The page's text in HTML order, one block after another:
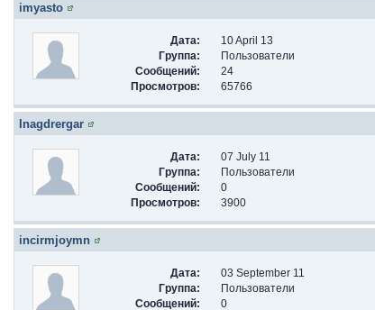
imyasto
Дата:
10 April 13
Группа:
Пользователи
Сообщений:
24
Просмотров:
65766
Inagdrergar
Дата:
07 July 11
Группа:
Пользователи
Сообщений:
0
Просмотров:
3900
incirmjoymn
Дата:
03 September 11
Группа:
Пользователи
Сообщений:
0